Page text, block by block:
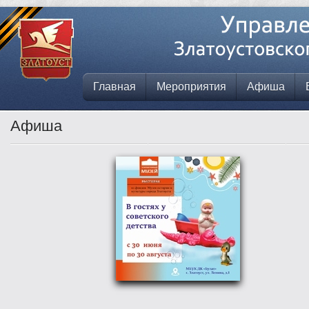
Главная Мероприятия Афиша
Афиша